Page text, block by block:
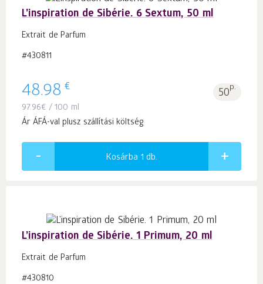
L’inspiration de Sibérie. 6 Sextum, 50 ml
Extrait de Parfum
#430811
48.98 € 50p.
97.96€ / 100 ml
Ár ÁFÁ-val plusz szállítási költség
Kosárba 1 db.
L’inspiration de Sibérie. 1 Primum, 20 ml
Extrait de Parfum
#430810